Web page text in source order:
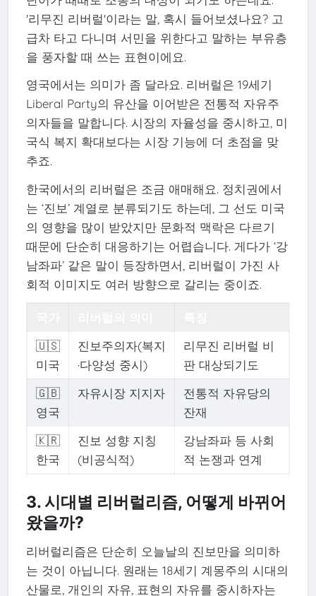
'리무진 리버럴'이라는 말, 혹시 들어보셨나요? 고
급차 타고 다니며 서민을 위한다고 말하는 부유층
을 풍자할 때 쓰는 표현이에요.
영국에서는 의미가 좀 달라요. 리버럴은 19세기
Liberal Party의 유산을 이어받은 전통적 자유주
의자들을 말합니다. 시장의 자율성을 중시하고, 미
국식 복지 확대보다는 시장 기능에 더 초점을 맞
추죠.
한국에서의 리버럴은 조금 애매해요. 정치권에서
는 ‘진보’ 계열로 분류되기도 하는데, 그 선도 미국
의 영향을 많이 받았지만 문화적 맥락은 다르기
때문에 단순히 대응하기는 어렵습니다. 게다가 ‘강
남좌파’ 같은 말이 등장하면서, 리버럴이 가진 사
회적 이미지도 여러 방향으로 갈리는 중이죠.
🇺🇸
미국
진보주의자(복지
·다양성 중시)
리무진 리버럴 비
판 대상되기도
🇬🇧
영국
자유시장 지지자
전통적 자유당의
잔재
🇰🇷
한국
진보 성향 지칭
(비공식적)
강남좌파 등 사회
적 논쟁과 연계
3. 시대별 리버럴리즘, 어떻게 바뀌어
왔을까?
리버럴리즘은 단순히 오늘날의 진보만을 의미하
는 것이 아닙니다. 원래는 18세기 계몽주의 시대의
산물로, 개인의 자유, 표현의 자유를 중시하자는